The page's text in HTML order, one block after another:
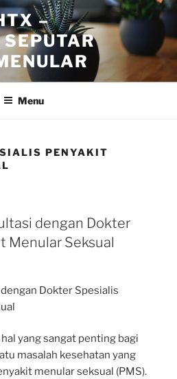
–
Menu
PENYAKIT
dengan Dokter
Menular Seksual
Dokter Spesialis
yang sangat penting bagi
masalah kesehatan yang
menular seksual (PMS).